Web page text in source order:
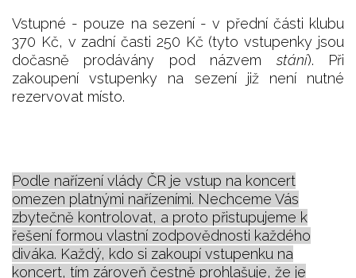
Vstupné - pouze na sezení - v přední části klubu
370 Kč, v zadní časti 250 Kč (tyto vstupenky jsou
dočasně prodávány pod názvemstání). Při
zakoupení vstupenky na sezení již není nutné
rezervovat místo.
Podle nařízení vlády ČR je vstup na koncert
omezen platnými nařízeními. Nechceme Vás
zbytečně kontrolovat, a proto přistupujeme k
řešení formou vlastní zodpovědnosti každého
diváka. Každý, kdo si zakoupí vstupenku na
koncert, tím zároveň čestně prohlašuje, že je